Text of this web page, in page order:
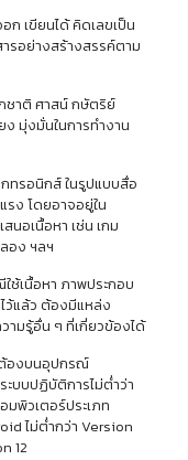
อก เขียนได้ คิดเลขเป็น
รอย่างสร้างสรรค์ตาม
ชาติ ศาสน์ กษัตริย์
มุ่งมั่นในการทำงาน
ทรอนิกส์ ในรูปแบบสื่อ
ง โดยอาจอยู่ใน
นอเนื้อหา เช่น เกม
อง ฯลฯ
ช้เนื้อหา ภาพประกอบ
ว้แล้ว ต้องมีแหล่ง
ามรู้อื่น ๆ ที่เกี่ยวข้องได้
ต้องบนอุปกรณ์
ะบบปฏิบัติการไม่ต่ำว่า
มพิวเตอร์ประเภท
ไม่ต่ำกว่า Version
12